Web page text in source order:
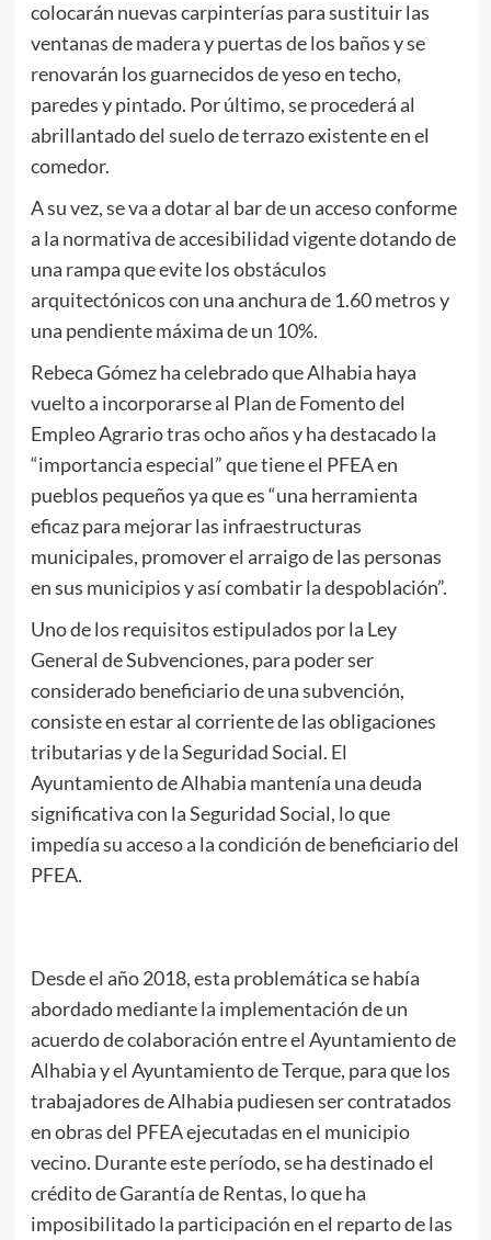
colocarán nuevas carpinterías para sustituir las
ventanas de madera y puertas de los baños y se
renovarán los guarnecidos de yeso en techo,
paredes y pintado. Por último, se procederá al
abrillantado del suelo de terrazo existente en el
comedor.
A su vez, se va a dotar al bar de un acceso conforme
a la normativa de accesibilidad vigente dotando de
una rampa que evite los obstáculos
arquitectónicos con una anchura de 1.60 metros y
una pendiente máxima de un 10%.
Rebeca Gómez ha celebrado que Alhabia haya
vuelto a incorporarse al Plan de Fomento del
Empleo Agrario tras ocho años y ha destacado la
“importancia especial” que tiene el PFEA en
pueblos pequeños ya que es “una herramienta
eficaz para mejorar las infraestructuras
municipales, promover el arraigo de las personas
en sus municipios y así combatir la despoblación”.
Uno de los requisitos estipulados por la Ley
General de Subvenciones, para poder ser
considerado beneficiario de una subvención,
consiste en estar al corriente de las obligaciones
tributarias y de la Seguridad Social. El
Ayuntamiento de Alhabia mantenía una deuda
significativa con la Seguridad Social, lo que
impedía su acceso a la condición de beneficiario del
PFEA.
Desde el año 2018, esta problemática se había
abordado mediante la implementación de un
acuerdo de colaboración entre el Ayuntamiento de
Alhabia y el Ayuntamiento de Terque, para que los
trabajadores de Alhabia pudiesen ser contratados
en obras del PFEA ejecutadas en el municipio
vecino. Durante este período, se ha destinado el
crédito de Garantía de Rentas, lo que ha
imposibilitado la participación en el reparto de las